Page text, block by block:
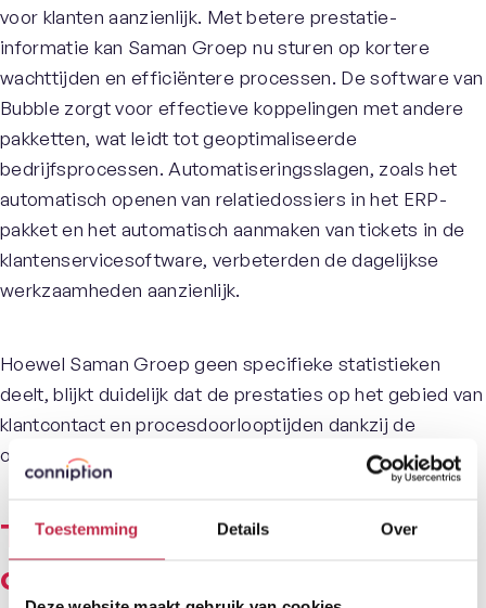
Toestemming Details Over
voor klanten aanzienlijk. Met betere prestatie-
informatie kan Saman Groep nu sturen op kortere
wachttijden en efficiëntere processen. De software van
Bubble zorgt voor effectieve koppelingen met andere
pakketten, wat leidt tot geoptimaliseerde
bedrijfsprocessen. Automatiseringsslagen, zoals het
automatisch openen van relatiedossiers in het ERP-
pakket en het automatisch aanmaken van tickets in de
klantenservicesoftware, verbeterden de dagelijkse
werkzaamheden aanzienlijk.
Hoewel Saman Groep geen specifieke statistieken
deelt, blijkt duidelijk dat de prestaties op het gebied van
klantcontact en procesdoorlooptijden dankzij de
oplossingen van Conniption aanzienlijk verbeterden.
Tevredenheid en
ondersteuning